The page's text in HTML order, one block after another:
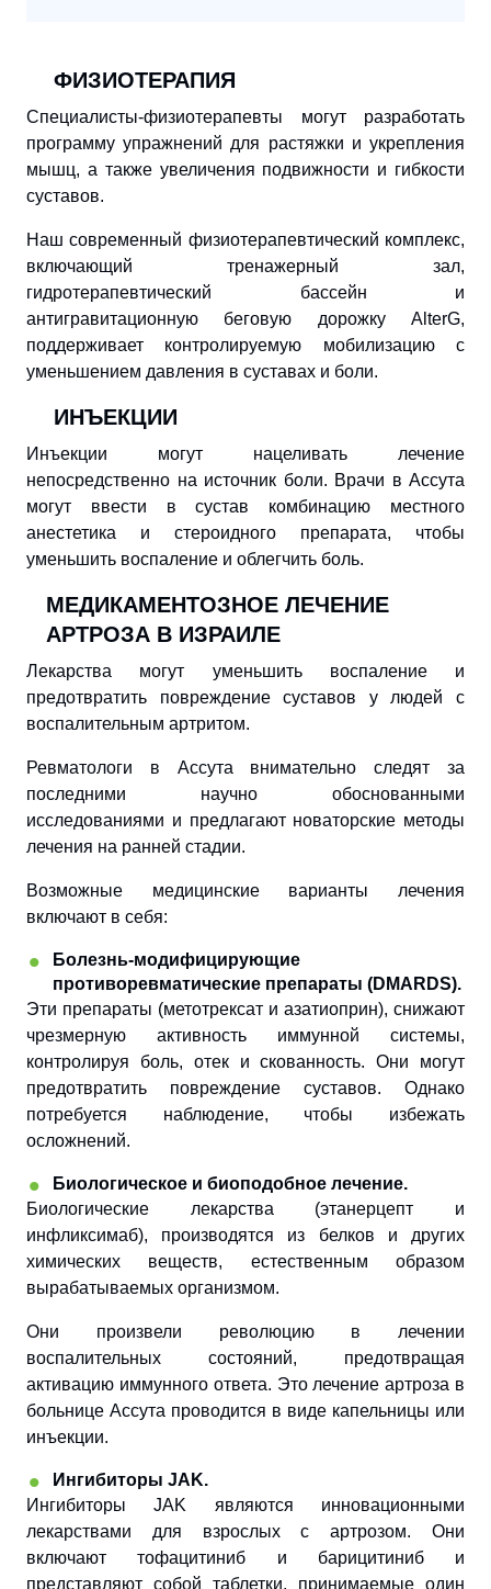
ФИЗИОТЕРАПИЯ
Специалисты-физиотерапевты могут разработать
программу упражнений для растяжки и укрепления
мышц, а также увеличения подвижности и гибкости
суставов.
Наш современный физиотерапевтический комплекс,
включающий тренажерный зал,
гидротерапевтический бассейн и
антигравитационную беговую дорожку AlterG,
поддерживает контролируемую мобилизацию с
уменьшением давления в суставах и боли.
ИНЪЕКЦИИ
Инъекции могут нацеливать лечение
непосредственно на источник боли. Врачи в Ассута
могут ввести в сустав комбинацию местного
анестетика и стероидного препарата, чтобы
уменьшить воспаление и облегчить боль.
МЕДИКАМЕНТОЗНОЕ ЛЕЧЕНИЕ
АРТРОЗА В ИЗРАИЛЕ
Лекарства могут уменьшить воспаление и
предотвратить повреждение суставов у людей с
воспалительным артритом.
Ревматологи в Ассута внимательно следят за
последними научно обоснованными
исследованиями и предлагают новаторские методы
лечения на ранней стадии.
Возможные медицинские варианты лечения
включают в себя:
Болезнь-модифицирующие
противоревматические препараты (DMARDS).
Эти препараты (метотрексат и азатиоприн), снижают
чрезмерную активность иммунной системы,
контролируя боль, отек и скованность. Они могут
предотвратить повреждение суставов. Однако
потребуется наблюдение, чтобы избежать
осложнений.
Биологическое и биоподобное лечение.
Биологические лекарства (этанерцепт и
инфликсимаб), производятся из белков и других
химических веществ, естественным образом
вырабатываемых организмом.
Они произвели революцию в лечении
воспалительных состояний, предотвращая
активацию иммунного ответа. Это лечение артроза в
больнице Ассута проводится в виде капельницы или
инъекции.
Ингибиторы JAK.
Ингибиторы JAK являются инновационными
лекарствами для взрослых с артрозом. Они
включают тофацитиниб и барицитиниб и
представляют собой таблетки, принимаемые один